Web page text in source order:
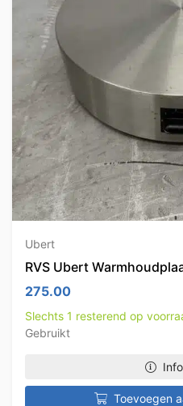
Ubert
RVS Ubert
275.00
Slechts 1 resterend op
Gebruikt
Toevoegen